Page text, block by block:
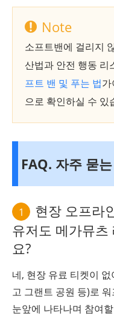
Note
소프트밴에 걸리지
산법과 안전 행동 리
프트 밴 및 푸는 법
으로 확인하실 수 있
FAQ. 자주 묻
1
현장 오프라
유저도 메가뮤
요?
네, 현장 유료 티켓이
고 그랜트 공원 등)로
눈앞에 나타나며 참여